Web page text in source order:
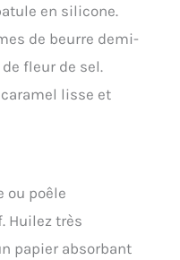
en silicone.
de beurre demi-
fleur de sel.
lisse et
ou poêle
Huilez très
papier absorbant